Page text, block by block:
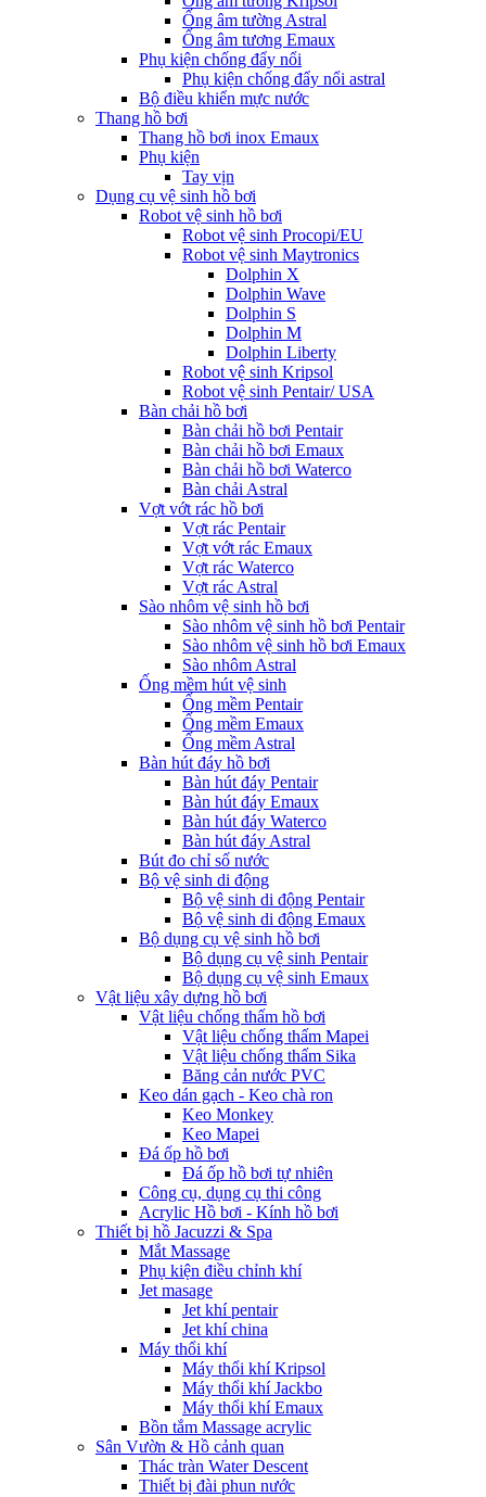
Ống âm tường Astral
Ống âm tương Emaux
Phụ kiện chống đẩy nổi
Phụ kiện chống đẩy nổi astral
Bộ điều khiển mực nước
Thang hồ bơi
Thang hồ bơi inox Emaux
Phụ kiện
Tay vịn
Dụng cụ vệ sinh hồ bơi
Robot vệ sinh hồ bơi
Robot vệ sinh Procopi/EU
Robot vệ sinh Maytronics
Dolphin X
Dolphin Wave
Dolphin S
Dolphin M
Dolphin Liberty
Robot vệ sinh Kripsol
Robot vệ sinh Pentair/ USA
Bàn chải hồ bơi
Bàn chải hồ bơi Pentair
Bàn chải hồ bơi Emaux
Bàn chải hồ bơi Waterco
Bàn chải Astral
Vợt vớt rác hồ bơi
Vợt rác Pentair
Vợt vớt rác Emaux
Vợt rác Waterco
Vợt rác Astral
Sào nhôm vệ sinh hồ bơi
Sào nhôm vệ sinh hồ bơi Pentair
Sào nhôm vệ sinh hồ bơi Emaux
Sào nhôm Astral
Ống mềm hút vệ sinh
Ống mềm Pentair
Ống mềm Emaux
Ống mềm Astral
Bàn hút đáy hồ bơi
Bàn hút đáy Pentair
Bàn hút đáy Emaux
Bàn hút đáy Waterco
Bàn hút đáy Astral
Bút đo chỉ số nước
Bộ vệ sinh di động
Bộ vệ sinh di động Pentair
Bộ vệ sinh di động Emaux
Bộ dụng cụ vệ sinh hồ bơi
Bộ dụng cụ vệ sinh Pentair
Bộ dụng cụ vệ sinh Emaux
Vật liệu xây dựng hồ bơi
Vật liệu chống thấm hồ bơi
Vật liệu chống thấm Mapei
Vật liệu chống thấm Sika
Băng cản nước PVC
Keo dán gạch - Keo chà ron
Keo Monkey
Keo Mapei
Đá ốp hồ bơi
Đá ốp hồ bơi tự nhiên
Công cụ, dụng cụ thi công
Acrylic Hồ bơi - Kính hồ bơi
Thiết bị hồ Jacuzzi & Spa
Mắt Massage
Phụ kiện điều chỉnh khí
Jet masage
Jet khí pentair
Jet khí china
Máy thổi khí
Máy thổi khí Kripsol
Máy thổi khí Jackbo
Máy thổi khí Emaux
Bồn tắm Massage acrylic
Sân Vườn & Hồ cảnh quan
Thác tràn Water Descent
Thiết bị đài phun nước